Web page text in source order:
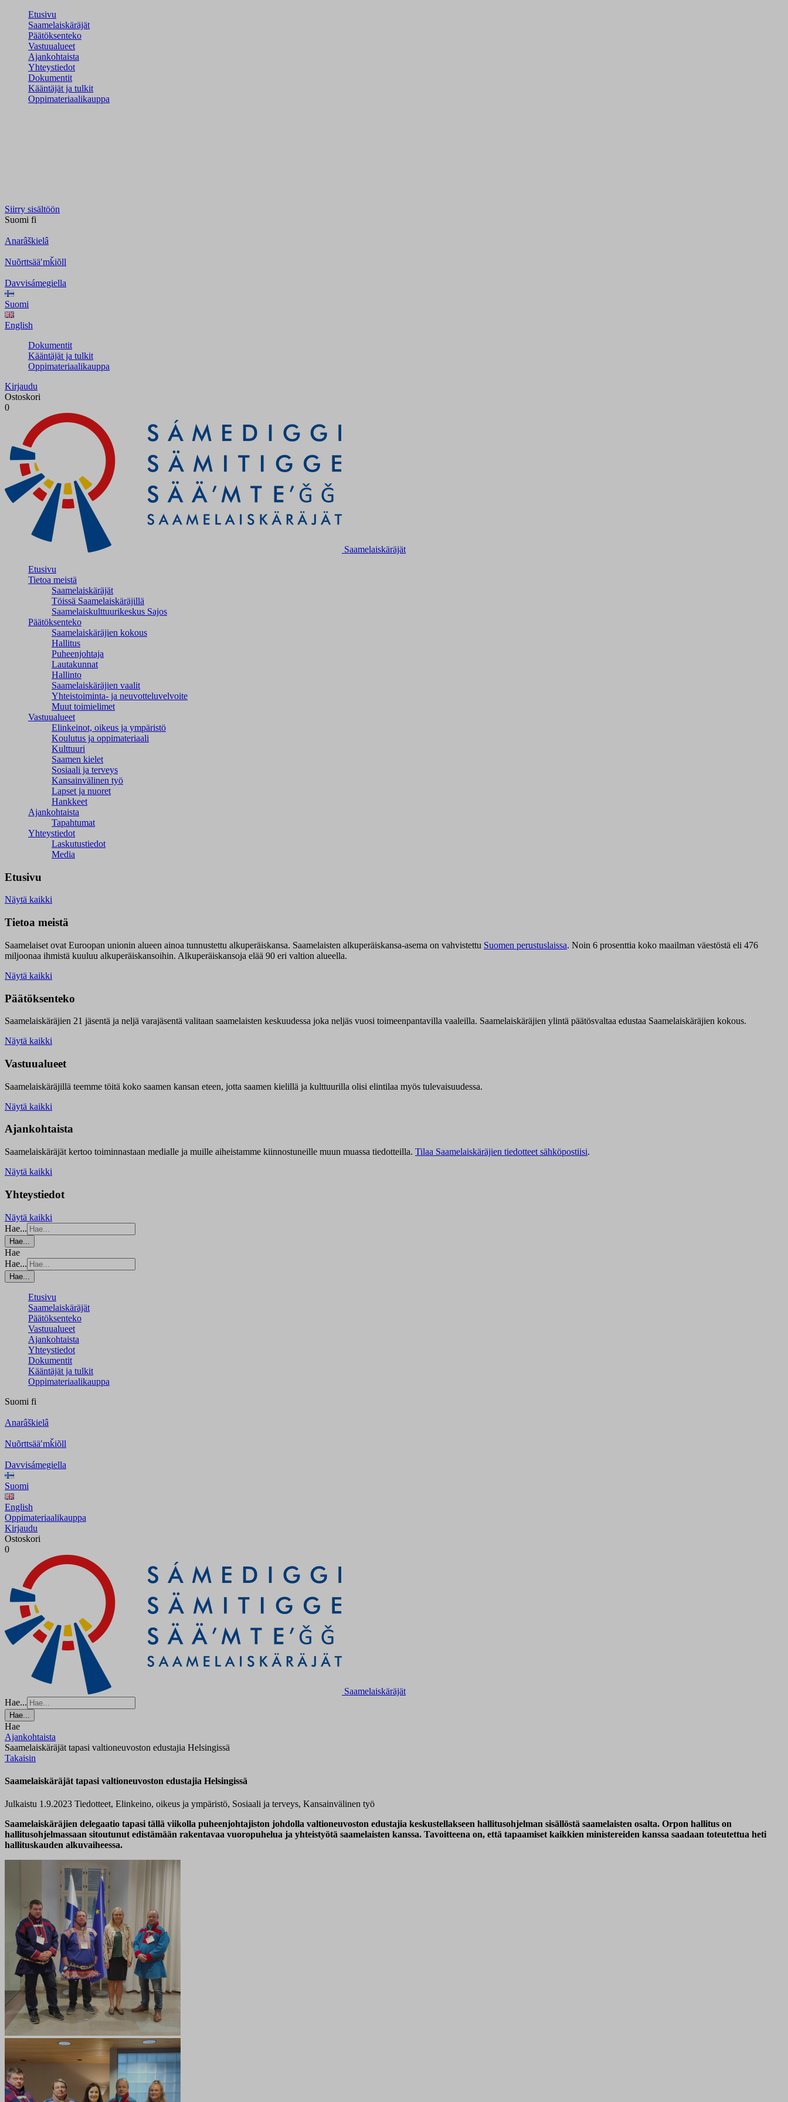
Etusivu
Saamelaiskäräjät
Päätöksenteko
Vastuualueet
Ajankohtaista
Yhteystiedot
Dokumentit
Kääntäjät ja tulkit
Oppimateriaalikauppa
Siirry sisältöön
Suomi fi
Anarâškielâ
Nuõrttsääʹmǩiõll
Davvisámegiella
Suomi
English
Dokumentit
Kääntäjät ja tulkit
Oppimateriaalikauppa
Kirjaudu
Ostoskori
0
Saamelaiskäräjät
Etusivu
Tietoa meistä
Saamelaiskäräjät
Töissä Saamelaiskäräjillä
Saamelaiskulttuuri­keskus Sajos
Päätöksenteko
Saamelaiskäräjien kokous
Hallitus
Puheenjohtaja
Lautakunnat
Hallinto
Saamelaiskäräjien vaalit
Yhteistoiminta- ja neuvotteluvelvoite
Muut toimielimet
Vastuualueet
Elinkeinot, oikeus ja ympäristö
Koulutus ja oppimateriaali
Kulttuuri
Saamen kielet
Sosiaali ja terveys
Kansainvälinen työ
Lapset ja nuoret
Hankkeet
Ajankohtaista
Tapahtumat
Yhteystiedot
Laskutustiedot
Media
Etusivu
Näytä kaikki
Tietoa meistä
Saamelaiset ovat Euroopan unionin alueen ainoa tunnustettu alkuperäiskansa. Saamelaisten alkuperäiskansa-asema on vahvistettu Suomen perustuslaissa. Noin 6 prosenttia koko maailman väestöstä eli 476
miljoonaa ihmistä kuuluu alkuperäiskansoihin. Alkuperäiskansoja elää 90 eri valtion alueella.
Näytä kaikki
Päätöksenteko
Saamelaiskäräjien 21 jäsentä ja neljä varajäsentä valitaan saamelaisten keskuudessa joka neljäs vuosi toimeenpantavilla vaaleilla. Saamelaiskäräjien ylintä päätösvaltaa edustaa Saamelaiskäräjien kokous.
Näytä kaikki
Vastuualueet
Saamelaiskäräjillä teemme töitä koko saamen kansan eteen, jotta saamen kielillä ja kulttuurilla olisi elintilaa myös tulevaisuudessa.
Näytä kaikki
Ajankohtaista
Saamelaiskäräjät kertoo toiminnastaan medialle ja muille aiheistamme kiinnostuneille muun muassa tiedotteilla. Tilaa Saamelaiskäräjien tiedotteet sähköpostiisi.
Näytä kaikki
Yhteystiedot
Näytä kaikki
Hae...
Hae...
Hae
Hae...
Hae...
Etusivu
Saamelaiskäräjät
Päätöksenteko
Vastuualueet
Ajankohtaista
Yhteystiedot
Dokumentit
Kääntäjät ja tulkit
Oppimateriaalikauppa
Suomi fi
Anarâškielâ
Nuõrttsääʹmǩiõll
Davvisámegiella
Suomi
English
Oppimateriaalikauppa
Kirjaudu
Ostoskori
0
Saamelaiskäräjät
Hae...
Hae...
Hae
Ajankohtaista
Saamelaiskäräjät tapasi valtioneuvoston edustajia Helsingissä
Takaisin
Saamelaiskäräjät tapasi valtioneuvoston edustajia Helsingissä
Julkaistu 1.9.2023 Tiedotteet, Elinkeino, oikeus ja ympäristö, Sosiaali ja terveys, Kansainvälinen työ
Saamelaiskäräjien delegaatio tapasi tällä viikolla puheenjohtajiston johdolla valtioneuvoston edustajia keskustellakseen hallitusohjelman sisällöstä saamelaisten osalta. Orpon hallitus on
hallitusohjelmassaan sitoutunut edistämään rakentavaa vuoropuhelua ja yhteistyötä saamelaisten kanssa. Tavoitteena on, että tapaamiset kaikkien ministereiden kanssa saadaan toteutettua heti
hallituskauden alkuvaiheessa.